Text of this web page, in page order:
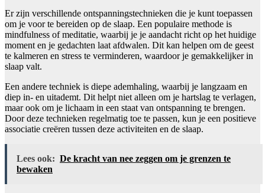
Er zijn verschillende ontspanningstechnieken die je kunt toepassen
om je voor te bereiden op de slaap. Een populaire methode is
mindfulness of meditatie, waarbij je je aandacht richt op het huidige
moment en je gedachten laat afdwalen. Dit kan helpen om de geest
te kalmeren en stress te verminderen, waardoor je gemakkelijker in
slaap valt.
Een andere techniek is diepe ademhaling, waarbij je langzaam en
diep in- en uitademt. Dit helpt niet alleen om je hartslag te verlagen,
maar ook om je lichaam in een staat van ontspanning te brengen.
Door deze technieken regelmatig toe te passen, kun je een positieve
associatie creëren tussen deze activiteiten en de slaap.
Lees ook: De kracht van nee zeggen om je grenzen te
bewaken